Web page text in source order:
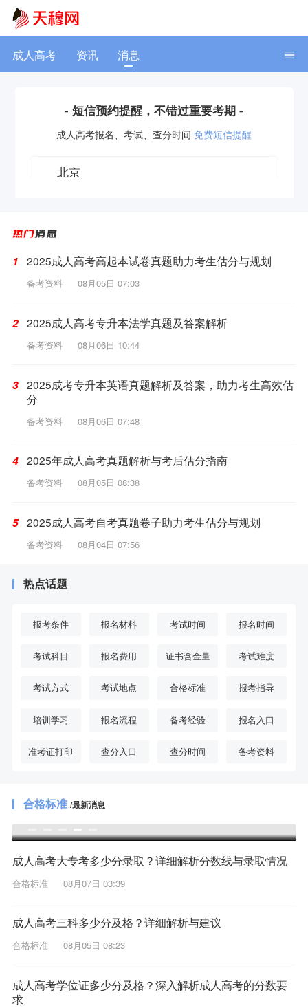
成人高考 资讯 消息
- 短信预约提醒，不错过重要考期 -
成人高考报名、考试、查分时间 免费短信提醒
获取验证码
1 2025成人高考高起本试卷真题助力考生估分与规划
备考资料 08月05日 07:03
2 2025成人高考专升本法学真题及答案解析
备考资料 08月06日 10:44
3 2025成考专升本英语真题解析及答案，助力考生高效估
分
备考资料 08月06日 07:48
4 2025年成人高考真题解析与考后估分指南
备考资料 08月05日 08:38
5 2025成人高考自考真题卷子助力考生估分与规划
备考资料 08月04日 07:56
热点话题
报考条件 报名材料 考试时间 报名时间
考试科目 报名费用 证书含金量 考试难度
考试方式 考试地点 合格标准 报考指导
培训学习 报名流程 备考经验 报名入口
准考证打印 查分入口 查分时间 备考资料
合格标准/最新消息
成人高考高起点录取分数线解析与备考建议
成人高考大专考多少分录取？详细解析分数线与录取情况
合格标准 08月07日 03:39
成人高考三科多少分及格？详细解析与建议
合格标准 08月05日 08:23
成人高考学位证多少分及格？深入解析成人高考的分数要
求